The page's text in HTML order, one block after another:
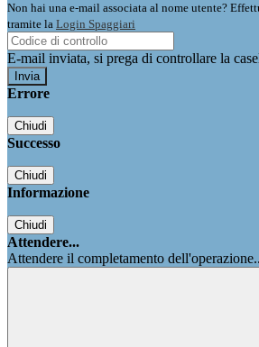
Non hai una e-mail associata al nome utente?
tramite la Login Spaggiari
E-mail inviata, si prega di controllare la
Errore
Chiudi
Successo
Chiudi
Informazione
Chiudi
Attendere...
Attendere il completamento